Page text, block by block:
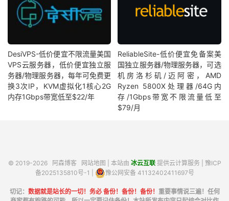
DesiVPS-低价便宜不限流量美国
VPS云服务器，低价便宜独立服
务器/物理服务器，每年可免费更
换3次IP，KVM虚拟化1核心2G
内存1Gbps带宽低至$22/年
ReliableSite-低价便宜免备案美
国独立服务器/物理服务器，可选
机房洛杉矶/迈阿密，AMD
Ryzen 5800X处理器/64G内
存/1Gbps带宽不限流量低至
$79/月
© 2019-2026 阿森博客 网站地图 | 本站由 冰云互联提供云计算服务 | 豫ICP
备2025135810号-1
豫公网安备 41132402411697号
切记： 数据就是站长的一切！务必 备份！备份！备份！ 重要事情说三遍！任何